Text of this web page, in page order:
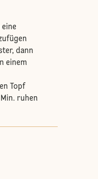
dann
einem
Topf
ruhen